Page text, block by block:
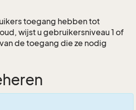
toegang hebben tot
wijst u gebruikersniveau 1 of
de toegang die ze nodig